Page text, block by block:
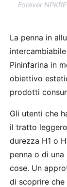
Forever
La penna in
Pininfarina in
obiettivo
prodotti
Gli utenti che
il tratto
durezza H1 o
penna o di
cose. Un
di scoprire che